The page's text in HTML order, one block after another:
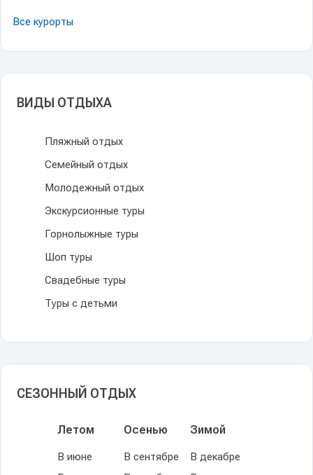
Все курорты
ВИДЫ ОТДЫХА
Пляжный отдых
Семейный отдых
Молодежный отдых
Экскурсионные туры
Горнолыжные туры
Шоп туры
Свадебные туры
Туры с детьми
СЕЗОННЫЙ ОТДЫХ
Летом
В июне
Осенью
В сентябре
Зимой
В декабре